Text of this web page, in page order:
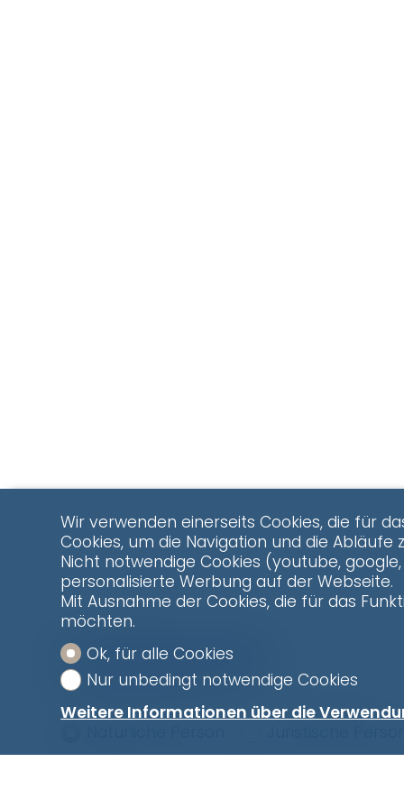
Kontaktformular
Wir verwenden einerseits Cookies, die für
Cookies, um die Navigation und die Abläufe
Nicht notwendige Cookies (youtube,
personalisierte Werbung auf der Webseite.
Mit Ausnahme der Cookies, die für das
möchten.
Ok, für alle Cookies
Nur unbedingt notwendige Cookies
Weitere Informationen über die